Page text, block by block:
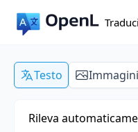
Traduci
Testo Immagini
Rileva